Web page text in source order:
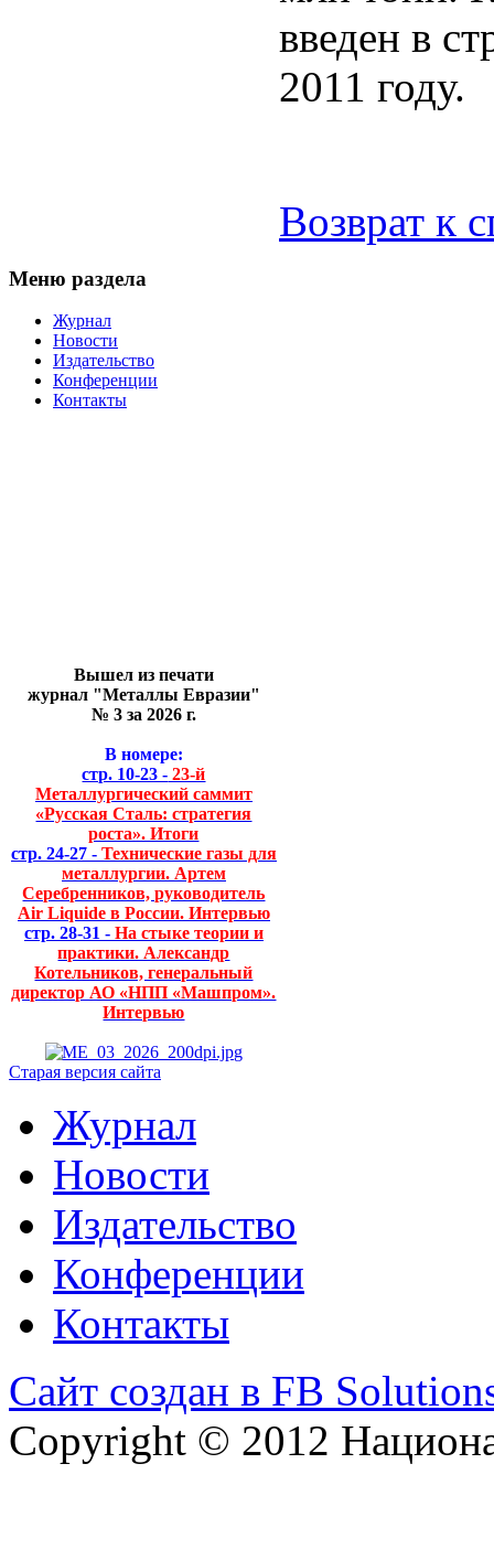
введен в
2011 году.
Возврат к
Меню раздела
Журнал
Новости
Издательство
Конференции
Контакты
Вышел из печати
журнал "Металлы Евразии"
№ 3 за 2026 г.
В номере:
стр. 10-23 - 23-й
Металлургический саммит
«Русская Сталь: стратегия
роста». Итоги
стр. 24-27 - Технические газы для
металлургии. Артем
Серебренников, руководитель
Air Liquide в России. Интервью
стр. 28-31 - На стыке теории и
практики. Александр
Котельников, генеральный
директор АО «НПП «Машпром».
Интервью
Старая версия сайта
Журнал
Новости
Издательство
Конференции
Контакты
Сайт создан в FB
Copyright © 2012